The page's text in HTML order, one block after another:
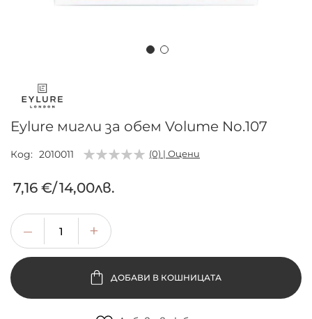
началото
галерия
със
Eylure мигли за обем Volume No.107
Код 2010011 (0) | Оцени
7,16 €/14,00лв.
ДОБАВИ В КОШНИЦАТА